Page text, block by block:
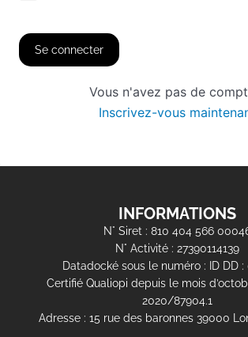
Se connecter
Vous n'avez pas de
Inscrivez-vous
INFORMATIONS
N° Siret : 810 404 566
N° Activité : 27390114139
Datadocké sous le numéro : ID DD :
Certifié Qualiopi depuis le mois
2020/87904.1
Adresse : 15 rue des baronnes 39000